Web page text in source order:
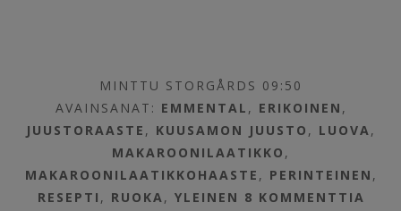
MINTTU STORGÅRDS 09:50
AVAINSANAT: EMMENTAL , ERIKOINEN ,
JUUSTORAASTE , KUUSAMON JUUSTO , LUOVA,
MAKAROONILAATIKKO ,
MAKAROONILAATIKKOHAASTE , PERINTEINEN ,
RESEPTI , RUOKA, YLEINEN 8 KOMMENTTIA